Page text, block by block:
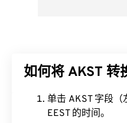
如何将 AKST 转
单击 AKST 字段
EEST 的时间。